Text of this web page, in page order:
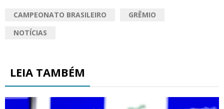
CAMPEONATO BRASILEIRO
GRÊMIO
NOTÍCIAS
LEIA TAMBÉM